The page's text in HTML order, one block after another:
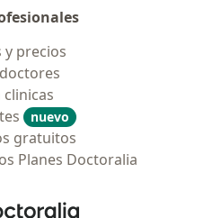
y precios
clinicas
nuevo
gratuitos
Planes Doctoralia
Doctoralia - Página de inicio